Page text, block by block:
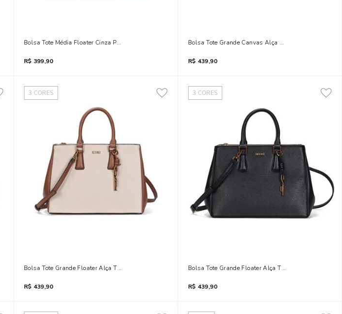
Bolsa Tote Média Floater Cinza Pespontos Transversal
R$ 399,90
Bolsa Tote Grande Canvas Alça Transversal Bege
R$ 439,90
3 CORES
Bolsa Tote Grande Floater Alça Transversal Marfim
R$ 439,90
3 CORES
Bolsa Tote Grande Floater Alça Transversal Preta
R$ 439,90